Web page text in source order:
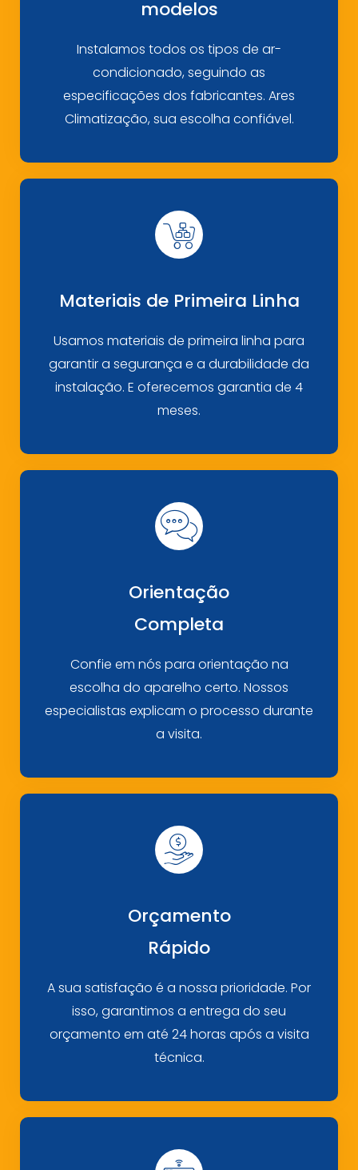
modelos
Instalamos todos os tipos de ar-
condicionado, seguindo as
especificações dos fabricantes. Ares
Climatização, sua escolha confiável.
Materiais de Primeira Linha
Usamos materiais de primeira linha para
garantir a segurança e a durabilidade da
instalação. E oferecemos garantia de 4
meses.
Orientação
Completa
Confie em nós para orientação na
escolha do aparelho certo. Nossos
especialistas explicam o processo durante
a visita.
Orçamento
Rápido
A sua satisfação é a nossa prioridade. Por
isso, garantimos a entrega do seu
orçamento em até 24 horas após a visita
técnica.